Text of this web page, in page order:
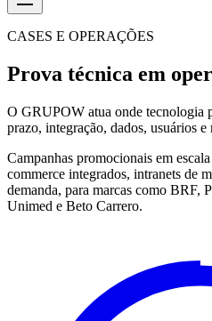
CASES E OPERAÇÕES
Prova técnica em
O GRUPOW atua onde tecnologia
prazo, integração, dados, usuários
Campanhas promocionais em
commerce integrados, intranets de
demanda, para marcas como BRF,
Unimed e Beto Carrero.